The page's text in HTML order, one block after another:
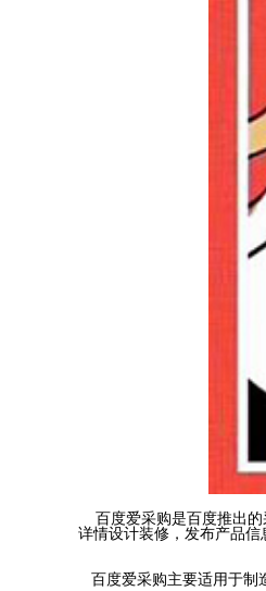
百度爱采购是百度推出的
详情设计装修，发布产品
百度爱采购主要适用于制